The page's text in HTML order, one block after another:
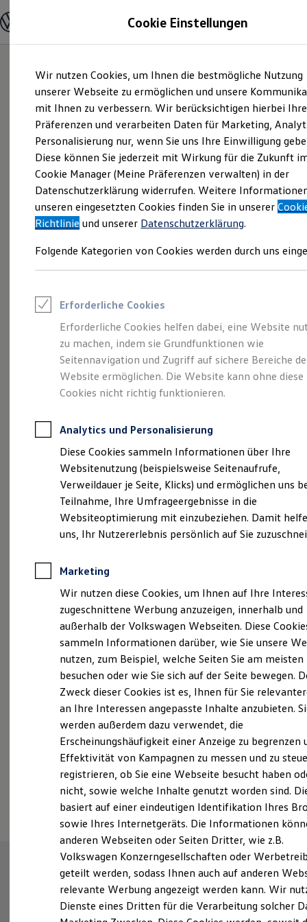
Hauptinhalt
springen
Footer
springen
Modelle und Konfigurator
Modelle vergleichen
Elektroautos
ENERGY Sondermodelle
Nutzfahrzeuge
SUV und CUV
Familienautos
Kombis
Kompaktwagen
Sportwagen
Schnell verfügbare Fahrzeuge
Angebote und Produkte
Aktuelle Angebote
E-Auto-Förderung
Volkswagen Marktplatz
Junge Gebrauchtwagen und Gebrauchtwagen
Saisonangebote
Leasing
Leasing-Angebote
Gebrauchtwagen Leasing
Junge Gebrauchtwagen-Leasing
Elektroauto Leasing
Kleinwagen-Leasing
Leasing ohne Anzahlung
Autokredit mit Schlussrate
Versicherungen und Garantien
Kfz-Versicherung
Restschuldversicherungen
Garantien
Wartungsverträge
Geschäftskunden
Professional Class bei Volkswagen
Großkunden
Behörden
Anpfiff zum Gewinn
Elektroautos
ID. Tutorials
Elektrofahrzeugkonzepte
Reichweite
Reichweite der ID. Modelle
Reichweite im Winter
Laden
Laden unterwegs
Laden Zuhause
Ladezeitensimulator
Batterie
Sicherheit
Garantie und Lebensdauer
Nachhaltigkeit
Technologie
Kosten und Kauf
Verbrauchskosten
Kaufoptionen
E-Auto-Förderung
Software und Konnektivität
Die ID. Software 6
ID. Software Versionen und Updates
Digitale Extras
Schnittstellen zu Ihrem ID.
Größer. Entspannter.
Reichweiter. Der ID.7.
Probefahrt vereinbaren
Fahrzeugangebot anfordern
Serviceanfrage stellen
Cookie Einstellungen
Wir nutzen Cookies, um Ihnen die bestmögliche Nutzung
unserer Webseite zu ermöglichen und unsere
mit Ihnen zu verbessern. Wir berücksichtigen hierbei Ihre
Präferenzen und verarbeiten Daten für Marketing,
Personalisierung nur, wenn Sie uns Ihre Einwilligung
Diese können Sie jederzeit mit Wirkung für die Zukunft
Cookie Manager (Meine Präferenzen verwalten) in der
Datenschutzerklärung widerrufen. Weitere
unseren eingesetzten Cookies finden Sie in unserer
Richtlinie und unserer Datenschutzerklärung.
Folgende Kategorien von Cookies werden durch uns
Erforderliche Cookies
Erforderliche Cookies helfen dabei, eine Website
zu machen, indem sie Grundfunktionen wie
Seitennavigation und Zugriff auf sichere Bereiche
Website ermöglichen. Die Website kann ohne diese
Cookies nicht richtig funktionieren.
Analytics und Personalisierung
Diese Cookies sammeln Informationen über Ihre
Websitenutzung (beispielsweise Seitenaufrufe,
Verweildauer je Seite, Klicks) und ermöglichen uns
Teilnahme, Ihre Umfrageergebnisse in die
Websiteoptimierung mit einzubeziehen. Damit
uns, Ihr Nutzererlebnis persönlich auf Sie
Marketing
Wir nutzen diese Cookies, um Ihnen auf Ihre
zugeschnittene Werbung anzuzeigen, innerhalb und
außerhalb der Volkswagen Webseiten. Diese
sammeln Informationen darüber, wie Sie unsere
nutzen, zum Beispiel, welche Seiten Sie am meisten
besuchen oder wie Sie sich auf der Seite bewegen.
Zweck dieser Cookies ist es, Ihnen für Sie
an Ihre Interessen angepasste Inhalte anzubieten.
werden außerdem dazu verwendet, die
Erscheinungshäufigkeit einer Anzeige zu begrenzen
Effektivität von Kampagnen zu messen und zu
registrieren, ob Sie eine Webseite besucht haben
nicht, sowie welche Inhalte genutzt worden sind.
basiert auf einer eindeutigen Identifikation Ihres
sowie Ihres Internetgeräts. Die Informationen
anderen Webseiten oder Seiten Dritter, wie z.B.
Volkswagen Konzerngesellschaften oder
geteilt werden, sodass Ihnen auch auf anderen
relevante Werbung angezeigt werden kann. Wir
Dienste eines Dritten für die Verarbeitung solcher